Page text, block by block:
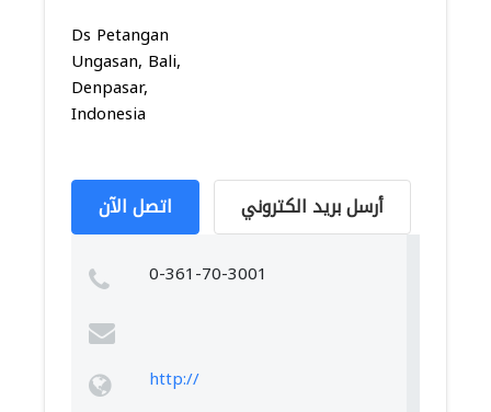
Ds Petangan
Ungasan, Bali,
Denpasar,
Indonesia
اتصل الآن أرسل بريد الكتروني
0-361-70-3001
http://